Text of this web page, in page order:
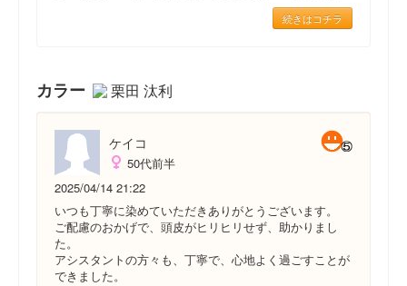
続きはコチラ
カラー 栗田 汰利
ケイコ
50代前半
2025/04/14 21:22
いつも丁寧に染めていただきありがとうございます。
ご配慮のおかげで、頭皮がヒリヒリせず、助かりまし
た。
アシスタントの方々も、丁寧で、心地よく過ごすことが
できました。